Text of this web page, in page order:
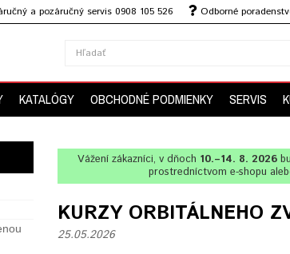
a pozáručný servis 0908 105 526 Odborné
KATALÓGY OBCHODNÉ PODMIENKY SERVIS
Vážení zákazníci, v dňoch 10.–14. 8. 2026
prostredníctvom e-shopu
KURZY ORBITÁLNEHO
25.05.2026